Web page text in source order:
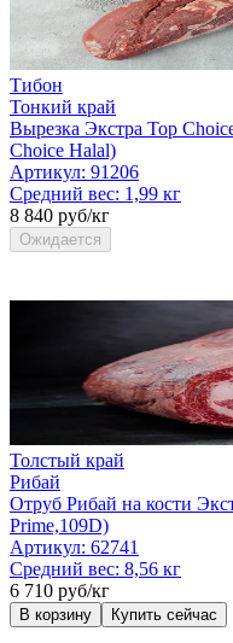
Тибон
Тонкий край
Вырезка Экстра Top
Choice Halal)
Артикул: 91206
Средний вес: 1,99 кг
8 840 руб/кг
Ожидается
Толстый край
Рибай
Отруб Рибай на кости
Prime,109D)
Артикул: 62741
Средний вес: 8,56 кг
6 710 руб/кг
В корзину Купить сейчас